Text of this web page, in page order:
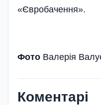
«Євробачення».
Фото Валерія
Коментарі